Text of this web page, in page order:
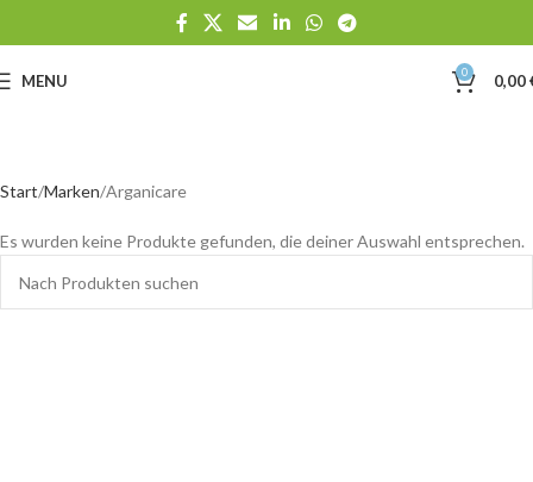
MENU 0 0,00
Start Marken Arganicare
Es wurden keine Produkte gefunden, die deiner Auswahl entsprechen.